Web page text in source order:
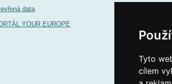
Tyto
cílem
data
YOUR EUROPE